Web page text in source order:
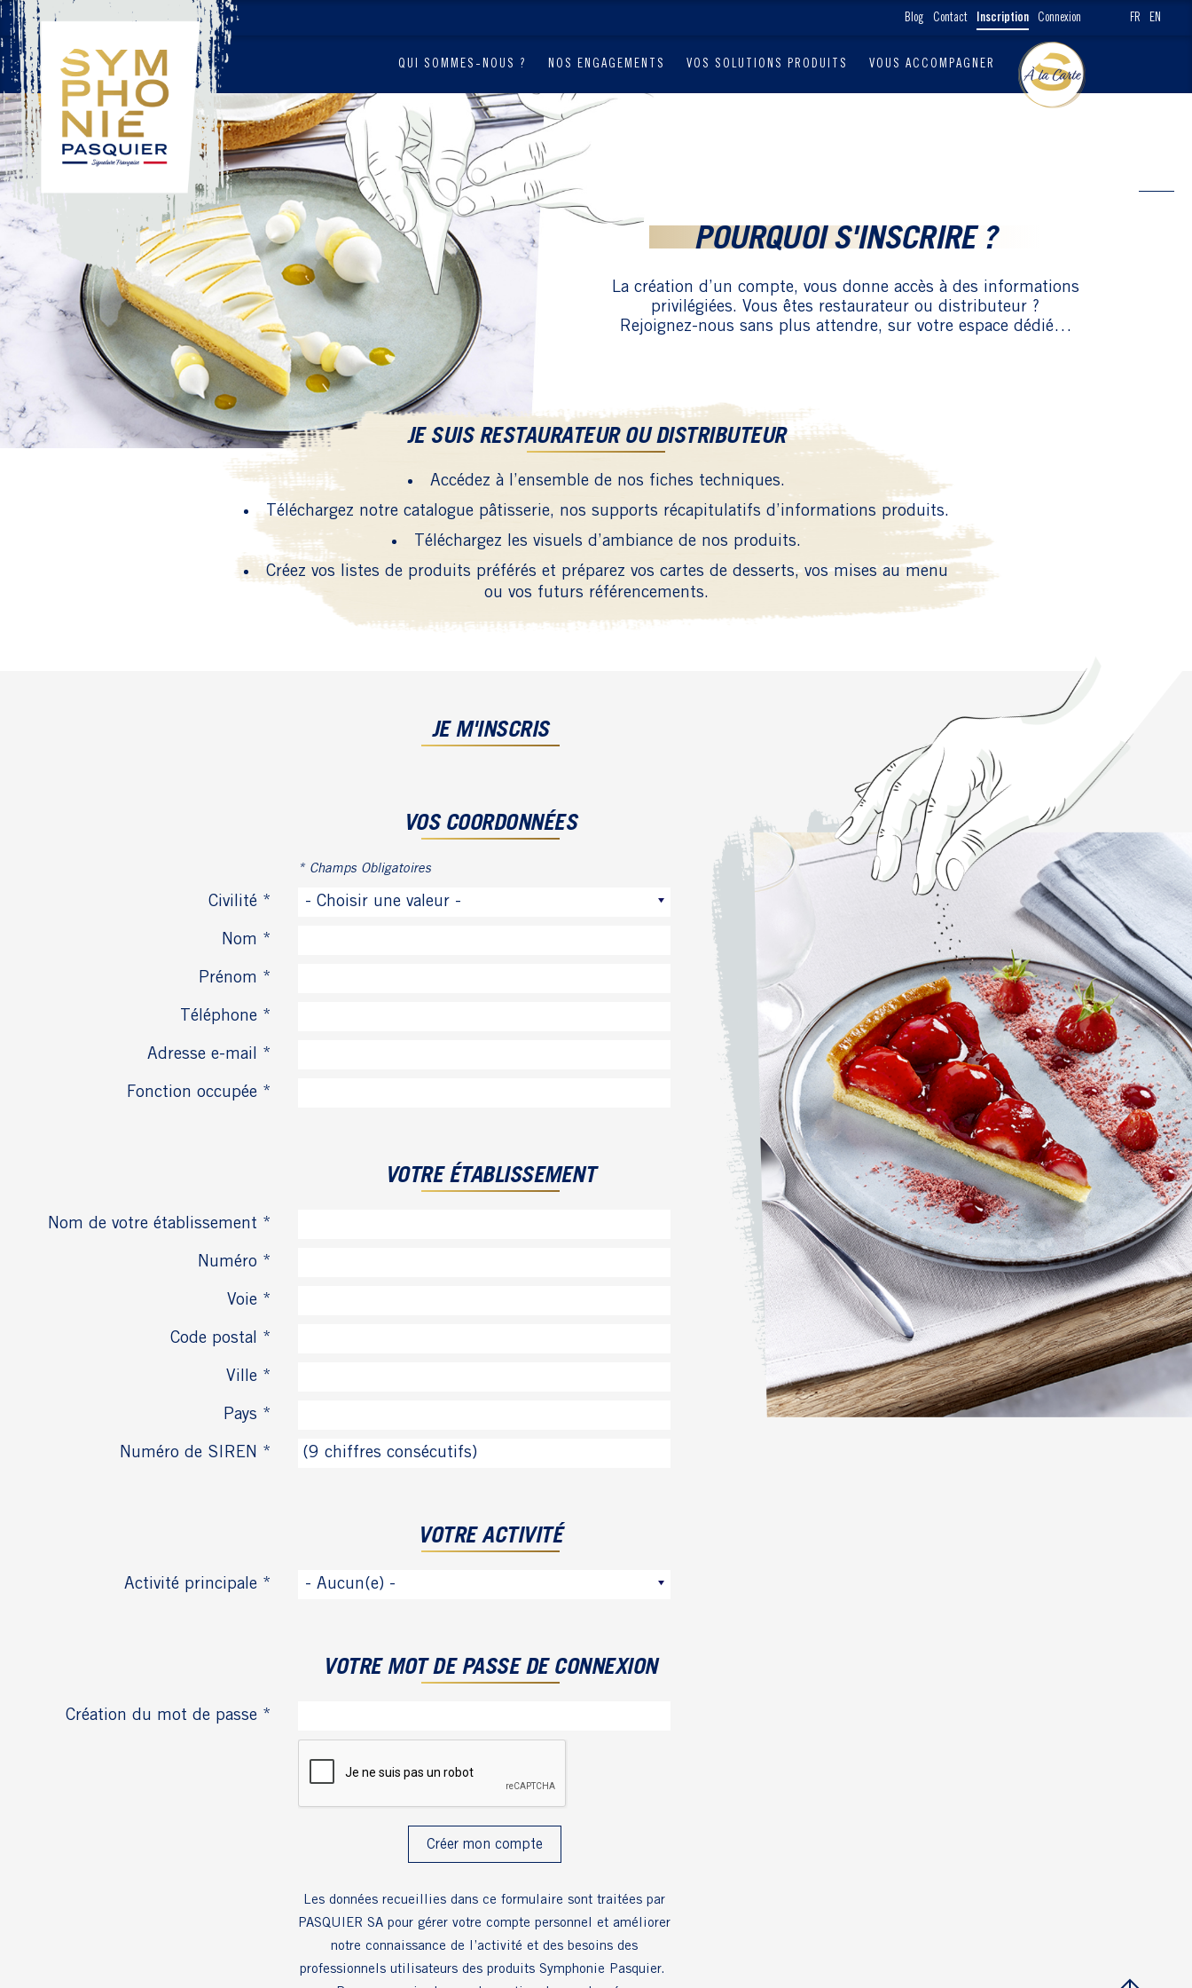
Blog Contact Inscription Connexion FR EN
QUI SOMMES-NOUS ? NOS ENGAGEMENTS VOS SOLUTIONS PRODUITS VOUS ACCOMPAGNER
POURQUOI S'INSCRIRE ?
La création d’un compte, vous donne accès à des informations
privilégiées. Vous êtes restaurateur ou distributeur ?
Rejoignez-nous sans plus attendre, sur votre espace dédié…
JE SUIS RESTAURATEUR OU DISTRIBUTEUR
Accédez à l’ensemble de nos fiches techniques.
Téléchargez notre catalogue pâtisserie, nos supports récapitulatifs d’informations produits.
Téléchargez les visuels d’ambiance de nos produits.
Créez vos listes de produits préférés et préparez vos cartes de desserts, vos mises au menu
ou vos futurs référencements.
JE M'INSCRIS
VOS COORDONNÉES
* Champs Obligatoires
Civilité * - Choisir une valeur -
Nom *
Prénom *
Téléphone *
Adresse e-mail *
Fonction occupée *
VOTRE ÉTABLISSEMENT
Nom de votre établissement *
Numéro *
Voie *
Code postal *
Ville *
Pays *
Numéro de SIREN *
VOTRE ACTIVITÉ
Activité principale * - Aucun(e) -
VOTRE MOT DE PASSE DE CONNEXION
Création du mot de passe *
Les données recueillies dans ce formulaire sont traitées par
PASQUIER SA pour gérer votre compte personnel et améliorer
notre connaissance de l’activité et des besoins des
professionnels utilisateurs des produits Symphonie Pasquier.